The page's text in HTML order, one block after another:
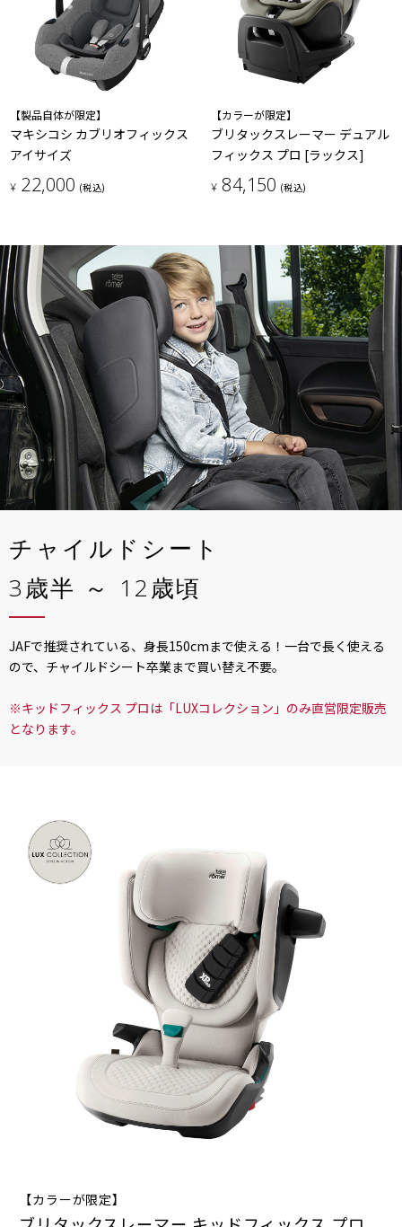
【製品自体が限定】
マキシコシ カブリオフィックス
アイサイズ
¥ 22,000 (税込)
【カラーが限定】
ブリタックスレーマー デュアル
フィックス プロ [ラックス]
¥ 84,150 (税込)
チャイルドシート
3歳半 ～ 12歳頃
JAFで推奨されている、身長150cmまで使える！一台で長く使える
ので、チャイルドシート卒業まで買い替え不要。
※キッドフィックス プロは「LUXコレクション」のみ直営限定販売
となります。
【カラーが限定】